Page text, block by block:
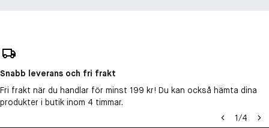
Snabb leverans och fri frakt
Fri frakt när du handlar för minst 199 kr! Du kan också hämta dina
produkter i butik inom 4 timmar.
1/4